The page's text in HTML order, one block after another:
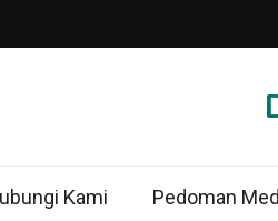
Kami Pedoman